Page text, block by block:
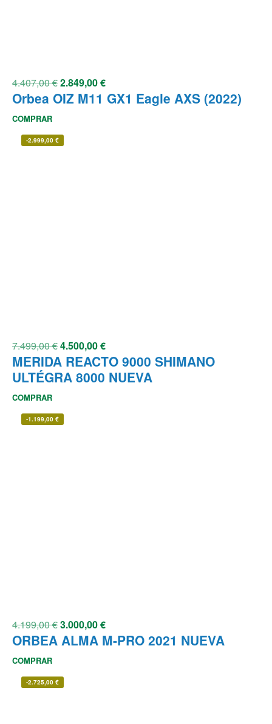
4.407,00€2.849,00€
Orbea OIZ M11 GX1 Eagle AXS (2022)
COMPRAR
-2.999,00 €
7.499,00€4.500,00€
MERIDA REACTO 9000 SHIMANO
ULTÉGRA 8000 NUEVA
COMPRAR
-1.199,00 €
4.199,00€3.000,00€
ORBEA ALMA M-PRO 2021 NUEVA
COMPRAR
-2.725,00 €